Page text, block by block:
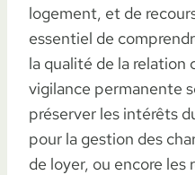
logement, et de
essentiel de
la qualité de la
vigilance permanente
préserver les intérêts
pour la gestion des
de loyer, ou encore les